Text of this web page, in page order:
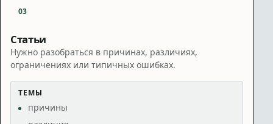
03
Статьи
Нужно разобраться в причинах, различиях,
ограничениях или типичных ошибках.
ТЕМЫ
причины